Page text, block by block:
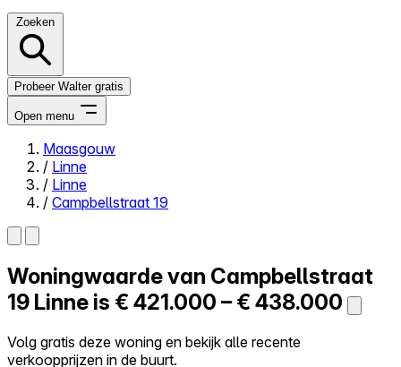
Zoeken
Probeer Walter gratis
Open menu
Close menu
Zelf kopen
Alles-in-één
Reviews
Log in
Maasgouw
/ Linne
/ Linne
/ Campbellstraat 19
Woningwaarde van Campbellstraat
19 Linne is € 421.000 – € 438.000
Volg gratis deze woning en bekijk alle recente
verkoopprijzen in de buurt.